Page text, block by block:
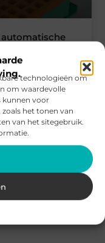
technologieën om
om waardevolle
kunnen voor
het tonen van
van het sitegebruik.
automatische
dan
in overweging
en eenvoudig
tevens mogelijk
weer te
De zeefinstallatie
voor datgene